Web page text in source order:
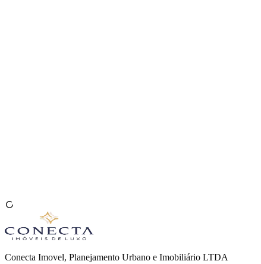
Conecta Imovel, Planejamento Urbano e Imobiliário LTDA